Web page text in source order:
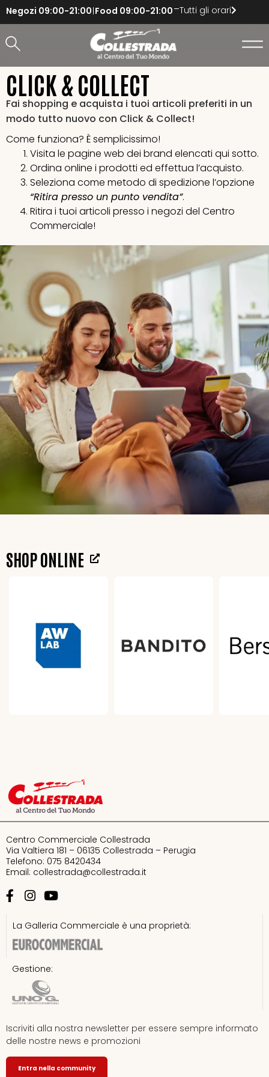
Negozi 09:00-21:00 Food 09:00-21:00 Tutti gli orari
CLICK & COLLECT
Fai shopping e acquista i tuoi articoli preferiti in un
modo tutto nuovo con Click & Collect!
Come funziona? È semplicissimo!
Visita le pagine web dei brand elencati qui sotto.
Ordina online i prodotti ed effettua l’acquisto.
Seleziona come metodo di spedizione l’opzione
“Ritira presso un punto vendita”.
Ritira i tuoi articoli presso i negozi del Centro
Commerciale!
SHOP ONLINE
Centro Commerciale Collestrada
Via Valtiera 181 – 06135 Collestrada – Perugia
Telefono: 075 8420434
Email: collestrada@collestrada.it
La Galleria Commerciale è una proprietà:
Gestione:
Iscriviti alla nostra newsletter per essere sempre informato
delle nostre news e promozioni
Entra nella community